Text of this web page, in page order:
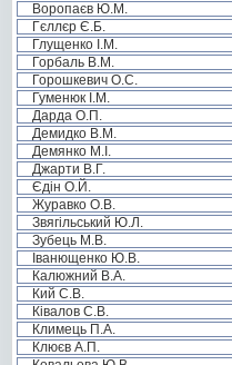
Воропаєв Ю.М.
Гєллєр Є.Б.
Глущенко І.М.
Горбаль В.М.
Горошкевич О.С.
Гуменюк І.М.
Дарда О.П.
Демидко В.М.
Демянко М.І.
Джарти В.Г.
Єдін О.Й.
Журавко О.В.
Звягільський Ю.Л.
Зубець М.В.
Іванющенко Ю.В.
Калюжний В.А.
Кий С.В.
Ківалов С.В.
Климець П.А.
Клюєв А.П.